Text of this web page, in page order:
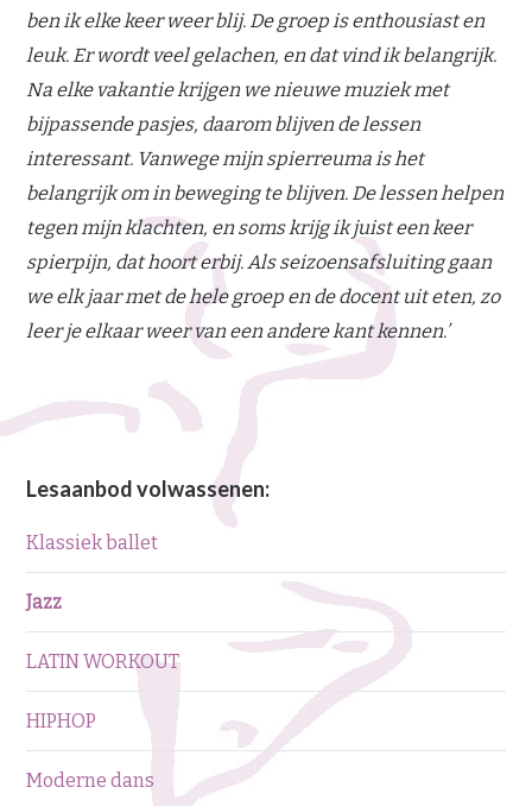
ben ik elke keer weer blij. De groep is enthousiast en
leuk. Er wordt veel gelachen, en dat vind ik belangrijk.
Na elke vakantie krijgen we nieuwe muziek met
bijpassende pasjes, daarom blijven de lessen
interessant. Vanwege mijn spierreuma is het
belangrijk om in beweging te blijven. De lessen helpen
tegen mijn klachten, en soms krijg ik juist een keer
spierpijn, dat hoort erbij. Als seizoensafsluiting gaan
we elk jaar met de hele groep en de docent uit eten, zo
leer je elkaar weer van een andere kant kennen.’
Lesaanbod volwassenen:
Klassiek ballet
Jazz
LATIN WORKOUT
HIPHOP
Moderne dans